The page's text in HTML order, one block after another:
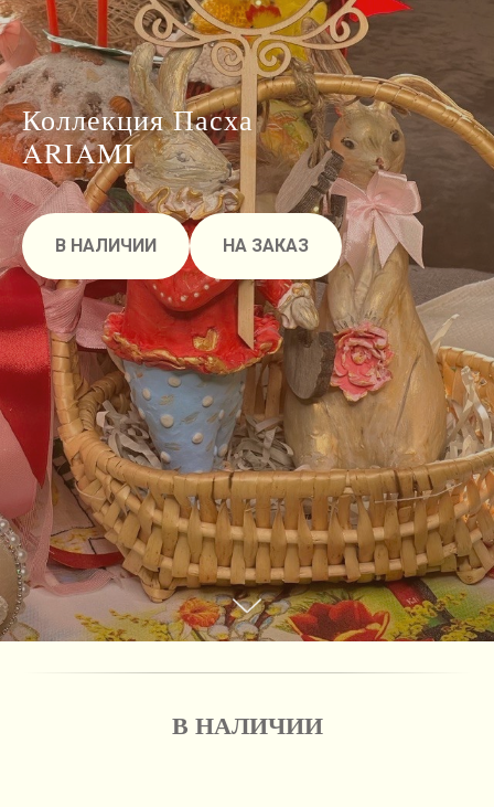
Коллекция Пасха
ARIAMI
В НАЛИЧИИ НА ЗАКАЗ
В НАЛИЧИИ